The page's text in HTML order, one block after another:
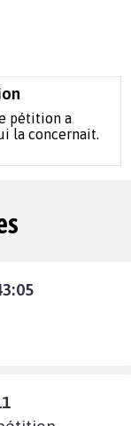
pétition a
la concernait.